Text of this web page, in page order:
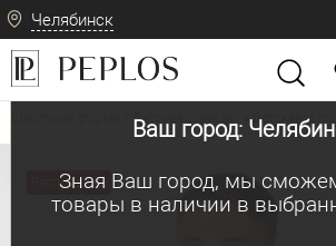
Челябинск
Ваш город:
Зная Ваш город, мы
товары в наличии в
Школьная форма / Детская одежда Детская и
Распродажа